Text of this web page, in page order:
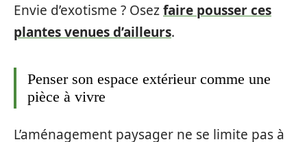
Envie d’exotisme ? Osezfaire pousser ces
plantes venues d’ailleurs.
Penser son espace extérieur comme une
pièce à vivre
L’aménagement paysager ne se limite pas à